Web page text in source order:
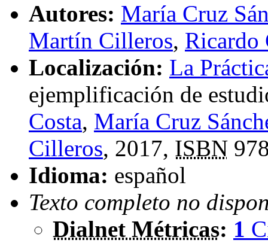
Autores: María Cruz
Martín Cilleros, Ricardo
Localización: La
ejemplificación de
Costa, María Cruz
Cilleros, 2017, ISBN
Idioma: español
Texto completo no
Dialnet Métricas: 1